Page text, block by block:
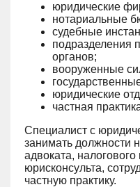
юридические
нотариальные
судебные
подразделения
органов;
вооруженные
юридические
частная
Специалист с
занимать должности
адвоката, налогового
юрисконсульта,
частную практику.